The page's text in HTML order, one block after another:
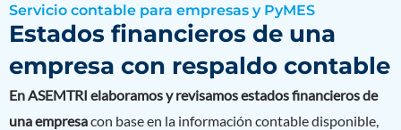
Servicio contable para empresas y PyMES
Estados financieros de una
empresa con respaldo contable
En ASEMTRI elaboramos y revisamos estados financieros de
una empresacon base en la información contable disponible,